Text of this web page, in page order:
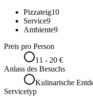
Pizzateig10
Service9
Ambiente9
Preis pro Person
11 - 20 €
Anlass des Besuchs
Kulinarische
Servicetyp